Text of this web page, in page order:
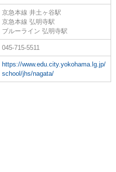
京急本線 井土ヶ谷駅
京急本線 弘明寺駅
ブルーライン 弘明寺駅
045-715-5511
https://www.edu.city.yokohama.lg.jp/
school/jhs/nagata/